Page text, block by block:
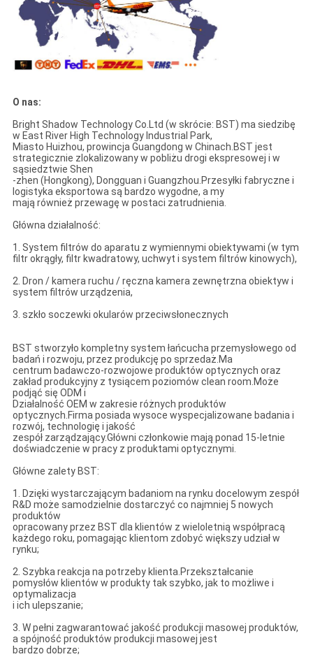
O nas:
Bright Shadow Technology Co.Ltd (w skrócie: BST) ma siedzibę
w East River High Technology Industrial Park,
Miasto Huizhou, prowincja Guangdong w Chinach.BST jest
strategicznie zlokalizowany w pobliżu drogi ekspresowej i w
sąsiedztwie Shen
-zhen (Hongkong), Dongguan i Guangzhou.Przesyłki fabryczne i
logistyka eksportowa są bardzo wygodne, a my
mają również przewagę w postaci zatrudnienia.
Główna działalność:
1. System filtrów do aparatu z wymiennymi obiektywami (w tym
filtr okrągły, filtr kwadratowy, uchwyt i system filtrów kinowych),
2. Dron / kamera ruchu / ręczna kamera zewnętrzna obiektyw i
system filtrów urządzenia,
3. szkło soczewki okularów przeciwsłonecznych
BST stworzyło kompletny system łańcucha przemysłowego od
badań i rozwoju, przez produkcję po sprzedaż.Ma
centrum badawczo-rozwojowe produktów optycznych oraz
zakład produkcyjny z tysiącem poziomów clean room.Może
podjąć się ODM i
Działalność OEM w zakresie różnych produktów
optycznych.Firma posiada wysoce wyspecjalizowane badania i
rozwój, technologię i jakość
zespół zarządzający.Główni członkowie mają ponad 15-letnie
doświadczenie w pracy z produktami optycznymi.
Główne zalety BST:
1. Dzięki wystarczającym badaniom na rynku docelowym zespół
R&D może samodzielnie dostarczyć co najmniej 5 nowych
produktów
opracowany przez BST dla klientów z wieloletnią współpracą
każdego roku, pomagając klientom zdobyć większy udział w
rynku;
2. Szybka reakcja na potrzeby klienta.Przekształcanie
pomysłów klientów w produkty tak szybko, jak to możliwe i
optymalizacja
i ich ulepszanie;
3. W pełni zagwarantować jakość produkcji masowej produktów,
a spójność produktów produkcji masowej jest
bardzo dobrze;